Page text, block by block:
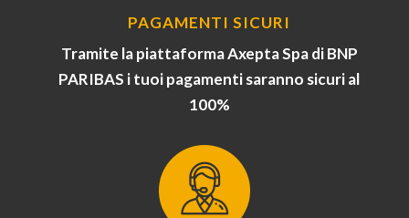
PAGAMENTI SICURI
Tramite la piattaforma Axepta Spa di BNP
PARIBAS i tuoi pagamenti saranno sicuri al
100%